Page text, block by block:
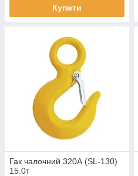
Купити
Гак чалочний 320А (SL-130)
15.0т